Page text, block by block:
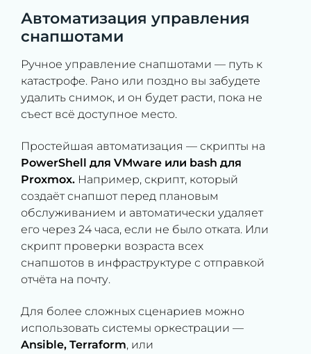
Автоматизация управления
снапшотами
Ручное управление снапшотами — путь к
катастрофе. Рано или поздно вы забудете
удалить снимок, и он будет расти, пока не
съест всё доступное место.
Простейшая автоматизация — скрипты на
PowerShell для VMware или bash для
Proxmox. Например, скрипт, который
создаёт снапшот перед плановым
обслуживанием и автоматически удаляет
его через 24 часа, если не было отката. Или
скрипт проверки возраста всех
снапшотов в инфраструктуре с отправкой
отчёта на почту.
Для более сложных сценариев можно
использовать системы оркестрации —
Ansible, Terraform, или